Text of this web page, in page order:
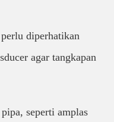
diperhatikan
agar tangkapan
seperti amplas